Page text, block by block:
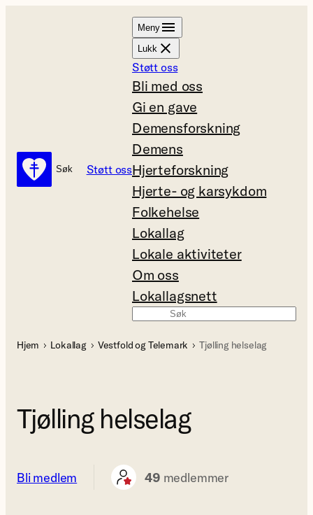
Søk
Søk Støtt oss
Meny
Lukk
Støtt oss
Bli med oss
Gi en gave
Demensforskning
Demens
Hjerteforskning
Hjerte- og karsykdom
Folkehelse
Lokallag
Lokale aktiviteter
Om oss
Lokallagsnett
Hjem Lokallag Vestfold og Telemark Tjølling helselag
Tjølling helselag
Bli medlem 49 medlemmer